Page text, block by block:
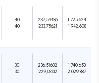
40
40
237,54436
233,75621
1.725.624
1.942.608
30
30
236,51602
229,03132
1.740.653
2.029.887